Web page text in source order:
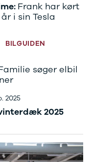
Frank har kørt
i sin Tesla
BILGUIDEN
søger elbil
2025
2025